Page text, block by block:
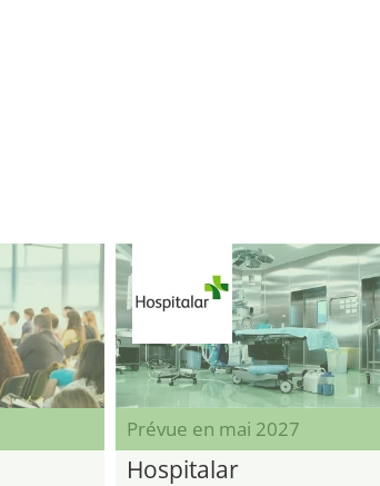
Prévue en mai 2027
Hospitalar